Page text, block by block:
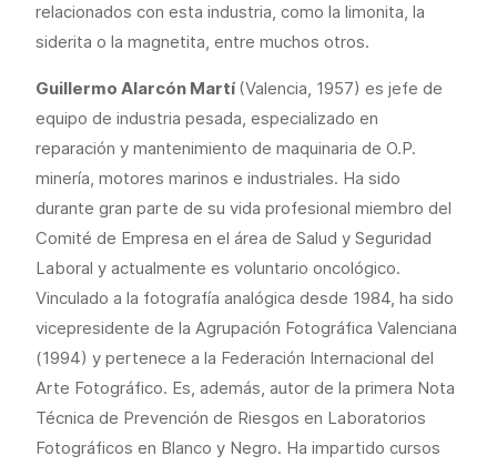
relacionados con esta industria, como la limonita, la
siderita o la magnetita, entre muchos otros.
Guillermo Alarcón Martí (Valencia, 1957) es jefe de
equipo de industria pesada, especializado en
reparación y mantenimiento de maquinaria de O.P.
minería, motores marinos e industriales. Ha sido
durante gran parte de su vida profesional miembro del
Comité de Empresa en el área de Salud y Seguridad
Laboral y actualmente es voluntario oncológico.
Vinculado a la fotografía analógica desde 1984, ha sido
vicepresidente de la Agrupación Fotográfica Valenciana
(1994) y pertenece a la Federación Internacional del
Arte Fotográfico. Es, además, autor de la primera Nota
Técnica de Prevención de Riesgos en Laboratorios
Fotográficos en Blanco y Negro. Ha impartido cursos